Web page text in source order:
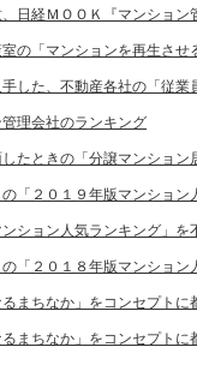
日経ＭＯＯＫ『マンション
の「マンションを再生させ
した、不動産各社の「従業
理会社のランキング
たときの「分譲マンション
「２０１９年版マンショ
ション人気ランキング」
「２０１８年版マンショ
まちなか」をコンセプトに
まちなか」をコンセプトに